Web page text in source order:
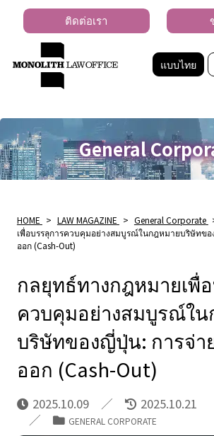
แบบไทย
ติดต่อเรา
General
HOME > LAW MAGAZINE > General Corporate
เพื่อบรรลุการควบคุมอย่างสมบูรณ์ในกฎหมายบริษัทขอ
ออก (Cash-Out)
กลยุทธ์ทางกฎหมายเพื่
ควบคุมอย่างสมบูรณ์ใ
บริษัทของญี่ปุ่น: การจ่า
ออก (Cash-Out)
2025.10.09 2025.10.21
GENERAL CORPORATE